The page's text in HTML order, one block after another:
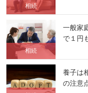
相続
相続
一般家
で１円
養子は
の注意